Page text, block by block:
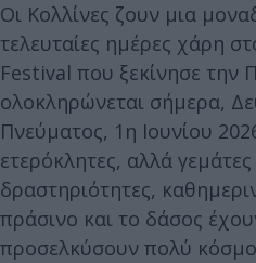
Οι Κολλίνες ζουν μια
τελευταίες ημέρες χάρη
Festival που ξεκίνησε την
ολοκληρώνεται σήμερα,
Πνεύματος, 1η Ιουνίου
ετερόκλητες, αλλά
δραστηριότητες,
πράσινο και το δάσος
προσελκύσουν πολύ